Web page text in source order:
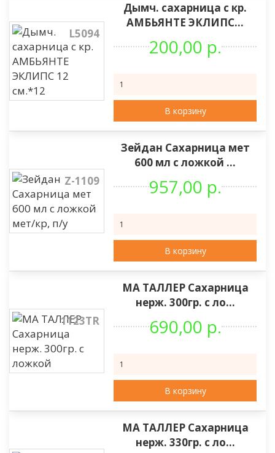
L5094
Дымч. сахарница с кр.
АМБЬЯНТЕ ЭКЛИПС...
200,00 р.
В корзину
Z-1109
Зейдан Сахарница мет
600 мл с ложкой ...
957,00 р.
В корзину
1123TR
МА ТАЛЛЕР Сахарница
нерж. 300гр. с ло...
690,00 р.
В корзину
МА ТАЛЛЕР Сахарница
нерж. 330гр. с ло...